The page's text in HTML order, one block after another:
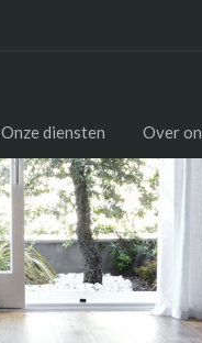
Onze diensten Over